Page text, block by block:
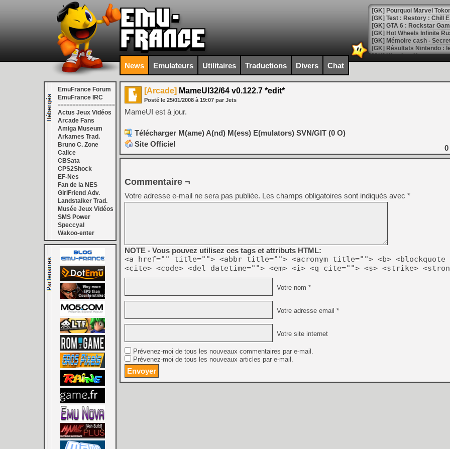
[GK] Pourquoi Marvel
[GK] Test : Restory : Chill
[GK] GTA 6 : Rockstar
[GK] Hot Wheels Infinite
[GK] Mémoire cash -
[GK] Résultats Nintendo :
[GK] Déjà des
[Mo5] Brickboy cherche à
[GK] Minecraft et ses «
[GK] Beast of
[GK] Ubisoft : fin de partie
[GK] Mémoire cash -
[GK] Dan Houser (GTA)
[GK] Comment EA Sports
[GK] Crimson Moon : un
[GK] Isle of Reveries : le
[GK] Moonlighter 2 : The
[GK] Capcom relance
[Mo5] Deux inédits du
[GK] Le beat'em up The
[GK] Endless Legend 2 :
[LS] [PS5] Le WebKit
[GK] Oubliez Crazy Taxi,
[LS] [Switch] NSZ 5.0.0
[GK] No More Room in
[GK] Un chatbot Atelier
[GK] Mémoire cash -
[GK] Nvidia : le prix des
[GK] Suikoden Star Leap
[Mo5] La mini borne
News Emulateurs Utilitaires Traductions Divers Chat
EmuFrance Forum
EmuFrance IRC
===================
Actus Jeux Vidéos
Arcade Fans
Amiga Museum
Arkames Trad.
Bruno C. Zone
Calice
CBSata
CPS2Shock
EF-Nes
Fan de la NES
GirlFriend Adv.
Landstalker Trad.
Musée Jeux Vidéos
SMS Power
Speccyal
Wakoo-enter
[Arcade] MameUI32/64 v0.122.7 *edit*
Posté le 25/01/2008 à 19:07 par Jets
MameUI est à jour.
Télécharger M(ame) A(nd) M(ess) E(mulators) SVN/GIT (0 O)
Site Officiel
0
Commentaire ¬
Votre adresse e-mail ne sera pas publiée. Les champs obligatoires sont indiqués avec *
NOTE - Vous pouvez utilisez ces tags et attributs HTML:
<a href="" title=""> <abbr title=""> <acronym title=""> <b> <blockquote
<cite> <code> <del datetime=""> <em> <i> <q cite=""> <s> <strike>
Votre nom *
Votre adresse email *
Votre site internet
Prévenez-moi de tous les nouveaux commentaires par e-mail.
Prévenez-moi de tous les nouveaux articles par e-mail.